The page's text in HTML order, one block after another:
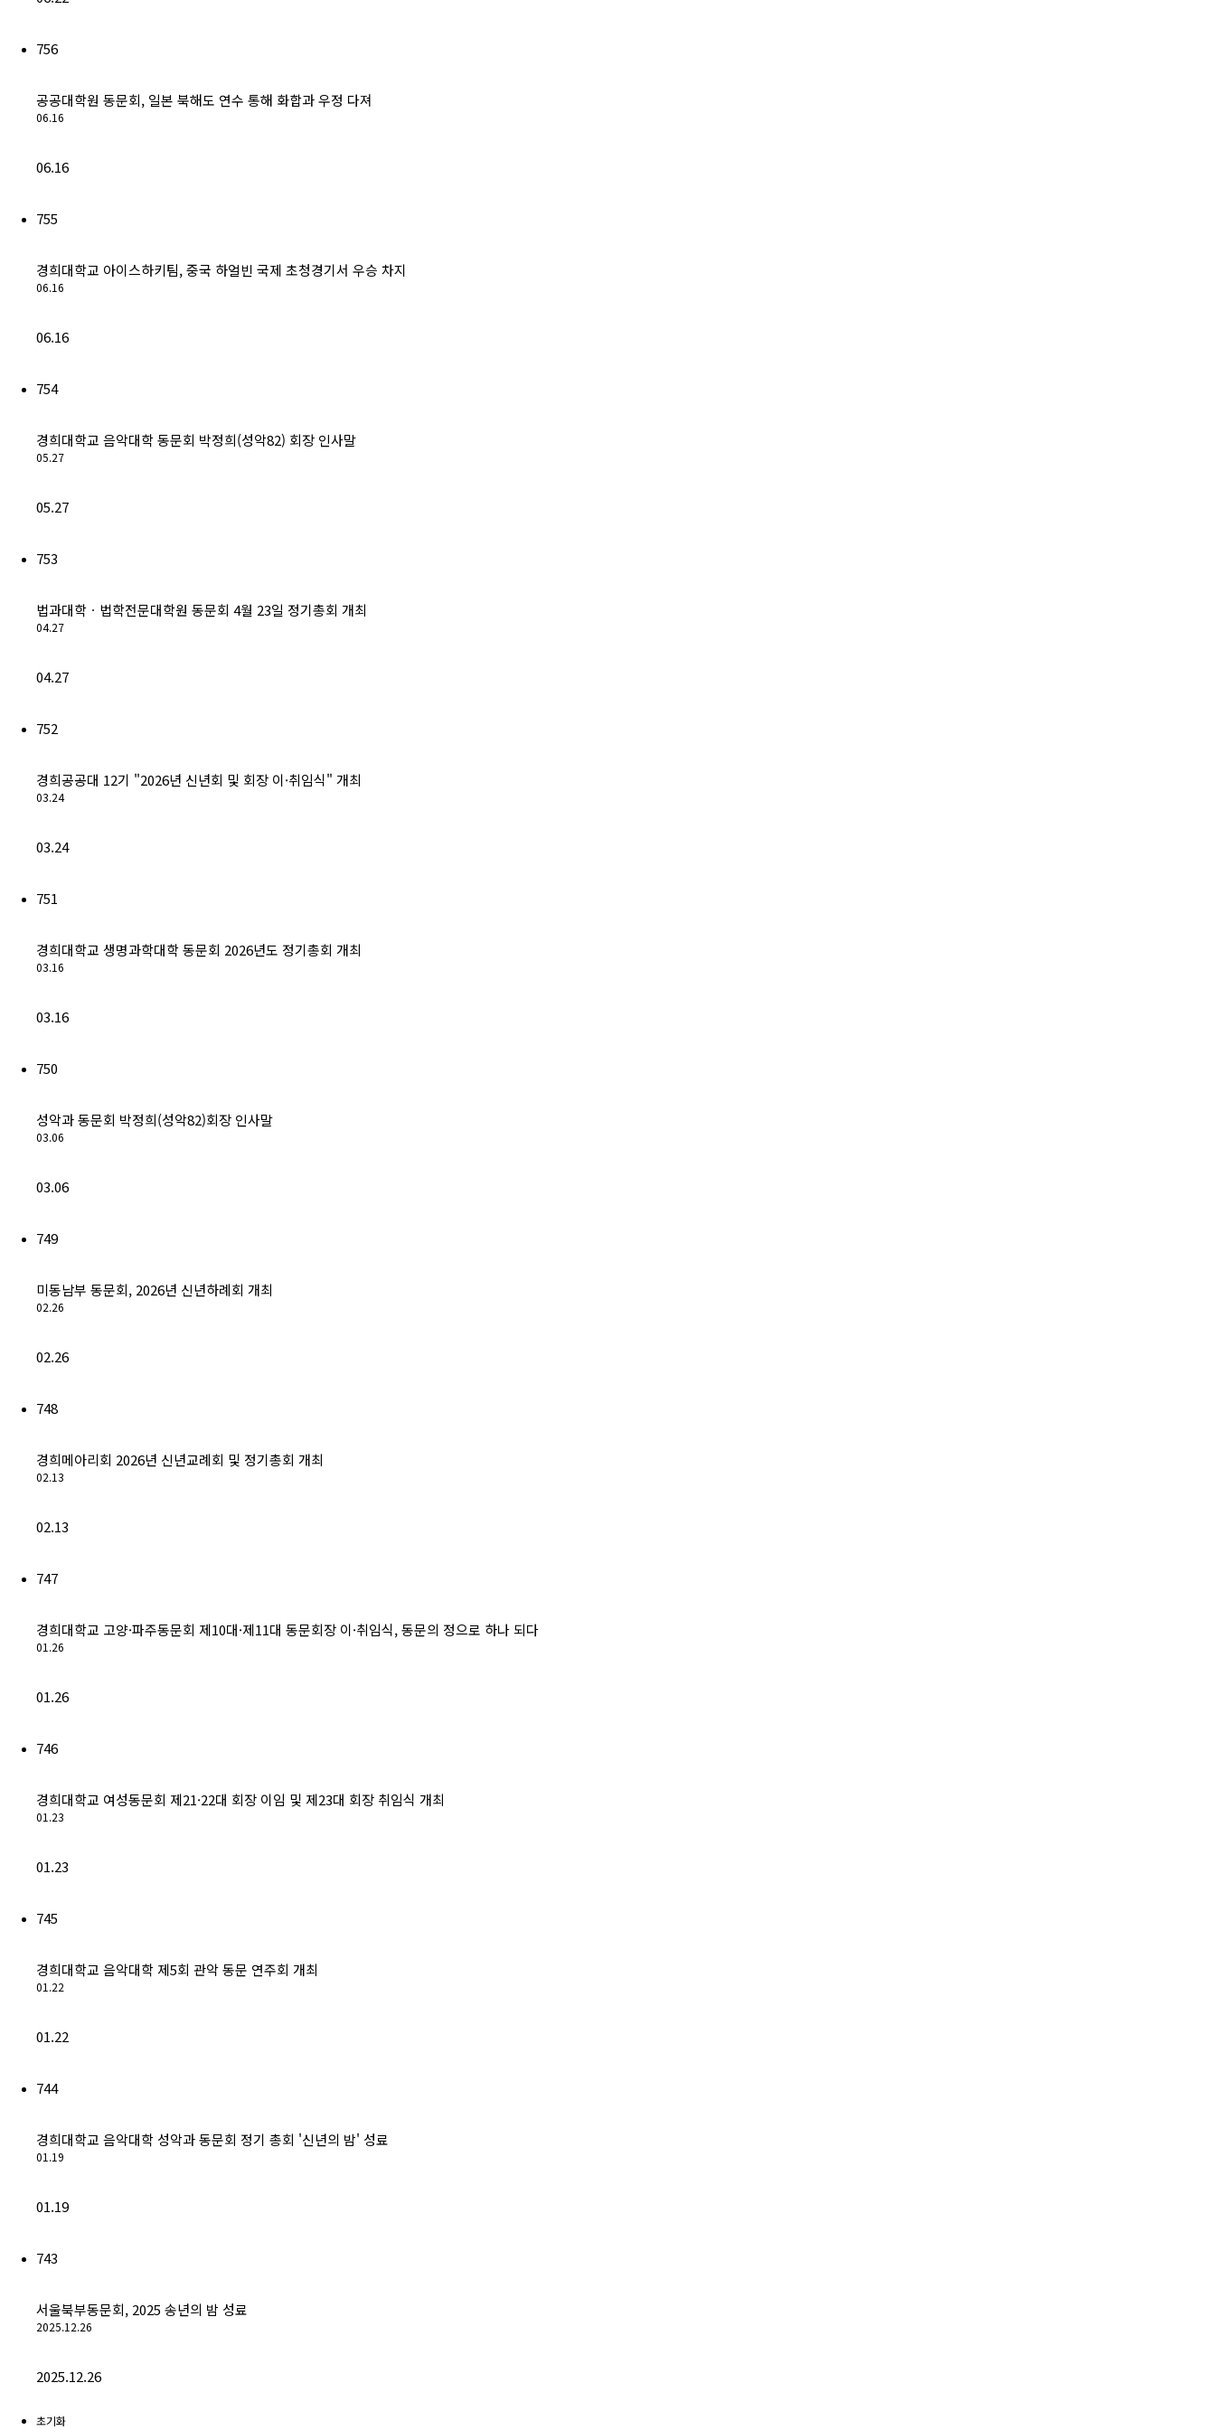
756
공공대학원 동문회, 일본 북해도 연수 통해 화합과 우정 다져
06.16
06.16
755
경희대학교 아이스하키팀, 중국 하얼빈 국제 초청경기서 우승 차지
06.16
06.16
754
경희대학교 음악대학 동문회 박정희(성악82) 회장 인사말
05.27
05.27
753
법과대학ㆍ법학전문대학원 동문회 4월 23일 정기총회 개최
04.27
04.27
752
경희공공대 12기 "2026년 신년회 및 회장 이·취임식" 개최
03.24
03.24
751
경희대학교 생명과학대학 동문회 2026년도 정기총회 개최
03.16
03.16
750
성악과 동문회 박정희(성악82)회장 인사말
03.06
03.06
749
미동남부 동문회, 2026년 신년하례회 개최
02.26
02.26
748
경희메아리회 2026년 신년교례회 및 정기총회 개최
02.13
02.13
747
경희대학교 고양·파주동문회 제10대·제11대 동문회장 이·취임식, 동문의 정으로 하나 되다
01.26
01.26
746
경희대학교 여성동문회 제21·22대 회장 이임 및 제23대 회장 취임식 개최
01.23
01.23
745
경희대학교 음악대학 제5회 관악 동문 연주회 개최
01.22
01.22
744
경희대학교 음악대학 성악과 동문회 정기 총회 '신년의 밤' 성료
01.19
01.19
743
서울북부동문회, 2025 송년의 밤 성료
2025.12.26
2025.12.26
초기화